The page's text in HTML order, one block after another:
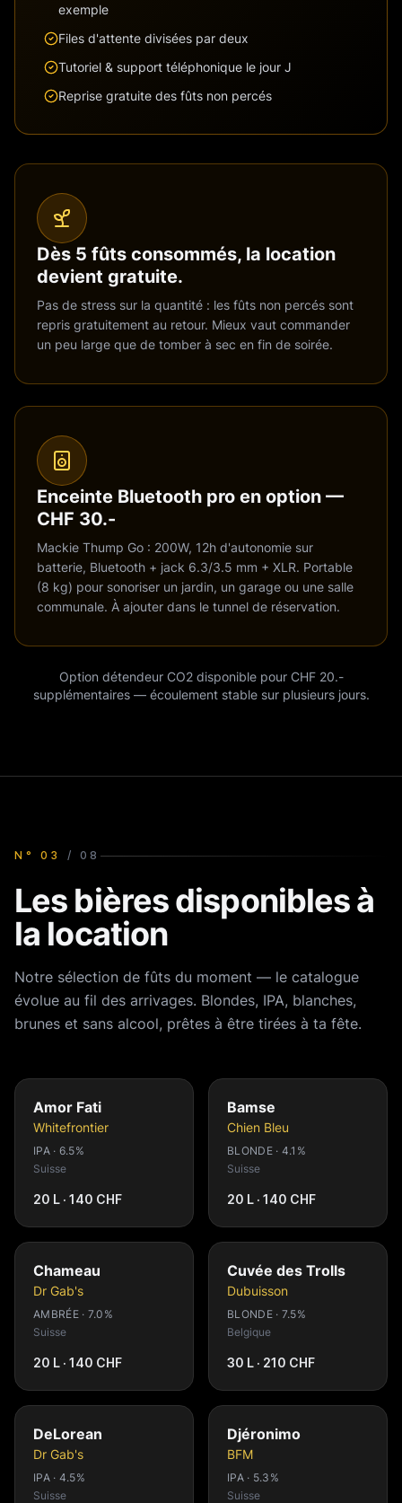
exemple
Files d'attente divisées par deux
Tutoriel & support téléphonique le jour J
Reprise gratuite des fûts non percés
Dès 5 fûts consommés, la location
devient gratuite.
Pas de stress sur la quantité : les fûts non percés sont
repris gratuitement au retour. Mieux vaut commander
un peu large que de tomber à sec en fin de soirée.
Enceinte Bluetooth pro en option —
CHF 30.-
Mackie Thump Go : 200W, 12h d'autonomie sur
batterie, Bluetooth + jack 6.3/3.5 mm + XLR. Portable
(8 kg) pour sonoriser un jardin, un garage ou une salle
communale. À ajouter dans le tunnel de réservation.
Option détendeur CO2 disponible pour CHF 20.-
supplémentaires — écoulement stable sur plusieurs jours.
N° 03 / 08
Les bières disponibles à
la location
Notre sélection de fûts du moment — le catalogue
évolue au fil des arrivages. Blondes, IPA, blanches,
brunes et sans alcool, prêtes à être tirées à ta fête.
Amor Fati
Whitefrontier
IPA · 6.5%
Suisse
20 L · 140 CHF
Bamse
Chien Bleu
BLONDE · 4.1%
Suisse
20 L · 140 CHF
Chameau
Dr Gab's
AMBRÉE · 7.0%
Suisse
20 L · 140 CHF
Cuvée des Trolls
Dubuisson
BLONDE · 7.5%
Belgique
30 L · 210 CHF
DeLorean
Dr Gab's
IPA · 4.5%
Suisse
Djéronimo
BFM
IPA · 5.3%
Suisse